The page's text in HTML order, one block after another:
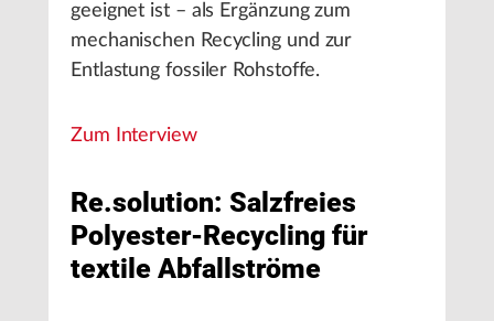
geeignet ist – als Ergänzung zum
mechanischen Recycling und zur
Entlastung fossiler Rohstoffe.
Zum Interview
Re.solution: Salzfreies
Polyester-Recycling für
textile Abfallströme